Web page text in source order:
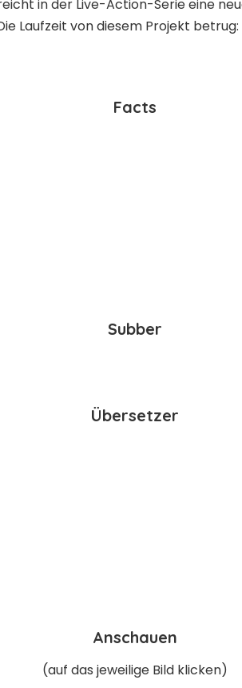
in der Live-Action-Serie eine
Laufzeit von diesem Projekt betrug:
Facts
Subber
Übersetzer
Anschauen
(auf das jeweilige Bild klicken)